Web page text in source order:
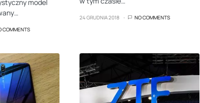
model
COMMENTS
24 GRUDNIA 2018 NO COMMENTS